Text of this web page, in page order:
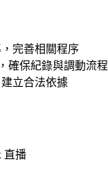
完善相關程序
確保紀錄與調動流
立合法依據
直播